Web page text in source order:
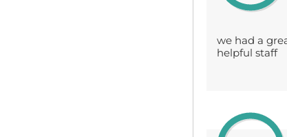
we had a
helpful staff